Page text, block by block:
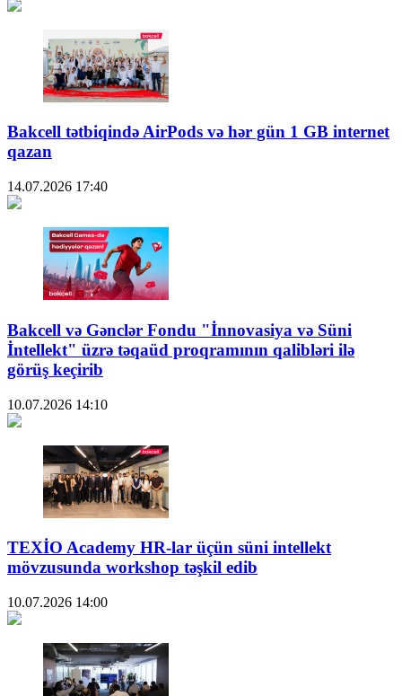
Bakcell tətbiqində AirPods və hər gün 1 GB internet
qazan
14.07.2026 17:40
Bakcell və Gənclər Fondu "İnnovasiya və Süni
İntellekt" üzrə təqaüd proqramının qalibləri ilə
görüş keçirib
10.07.2026 14:10
TEXİO Academy HR-lar üçün süni intellekt
mövzusunda workshop təşkil edib
10.07.2026 14:00